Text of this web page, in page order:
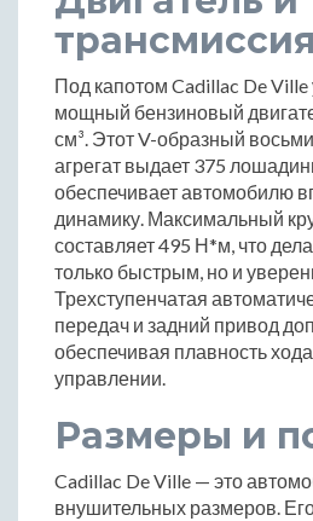
трансмиссия
Под капотом Cadillac De Ville
мощный бензиновый
см³. Этот V-образный
агрегат выдает 375
обеспечивает автомобилю
динамику. Максимальный
составляет 495 Н*м, что
только быстрым, но и
Трехступенчатая
передач и задний привод
обеспечивая плавность
управлении.
Размеры и
Cadillac De Ville — это
внушительных размеров.